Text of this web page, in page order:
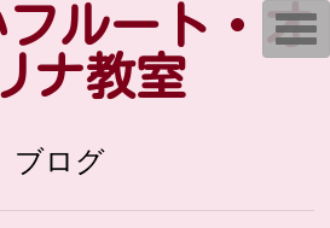
ルート・オ
ナ教室
ブログ
T
o
g